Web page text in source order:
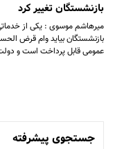
بازنشستگان تغییر کرد
میرهاشم موسوی : یکی از
بازنشستگان بیاید وام قرض
عمومی قابل پرداخت است و
جستجوی پیشرفته